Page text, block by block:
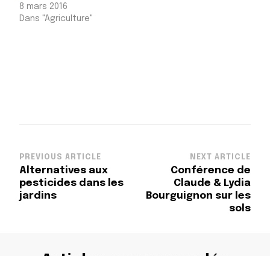
8 mars 2016
Dans "Agriculture"
Post
Navigation
PREVIOUS ARTICLE
Alternatives aux
pesticides dans les
jardins
NEXT ARTICLE
Conférence de
Claude & Lydia
Bourguignon sur les
sols